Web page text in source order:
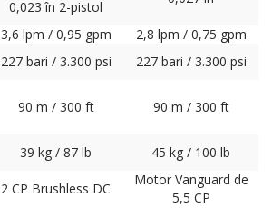
0,023 în 2-pistol
3,6 lpm / 0,95 gpm
2,8 lpm / 0,75 gpm
227 bari / 3.300 psi
227 bari / 3.300 psi
90 m / 300 ft 90 m / 300 ft
39 kg / 87 lb 45 kg / 100 lb
2 CP Brushless DC
Motor Vanguard de
5,5 CP